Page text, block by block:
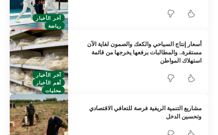
آخر الأخبار
رياضة
آخر الأخبار
أهم الأخبار
محليات
أسعار إنتاج السياحي والكعك والصمون لغاية الآن
مستقرة.. والمطالبات برفعها يخرجها من قائمة
استهلاك المواطن
مشاريع التنمية الريفية فرصة للتعافي الاقتصادي
وتحسين الدخل